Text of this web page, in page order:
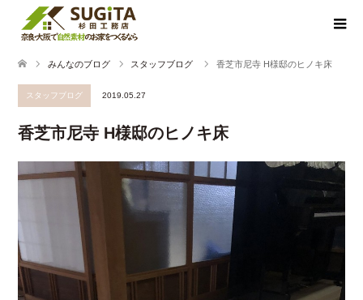
みんなのブログ スタッフブログ 香芝市尼寺 H様邸のヒノキ床
スタッフブログ 2019.05.27
香芝市尼寺 H様邸のヒノキ床